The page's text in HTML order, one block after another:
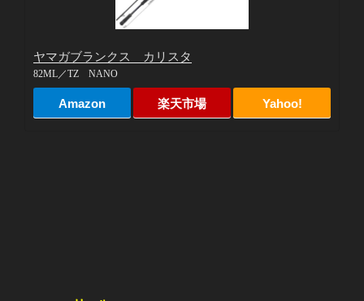
ヤマガブランクス カリスタ
82ML／TZ NANO
Amazon 楽天市場 Yahoo!